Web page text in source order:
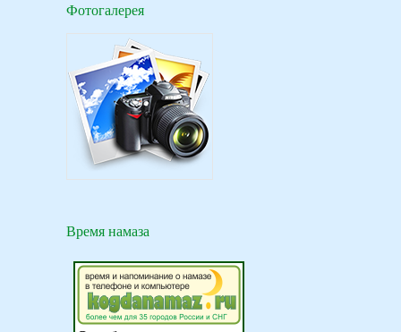
Фотогалерея
Время намаза